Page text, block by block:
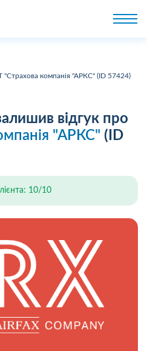
"Страхова компанія "АРКС" (ID 57424)
відгук про
"АРКС" (ID
10/10